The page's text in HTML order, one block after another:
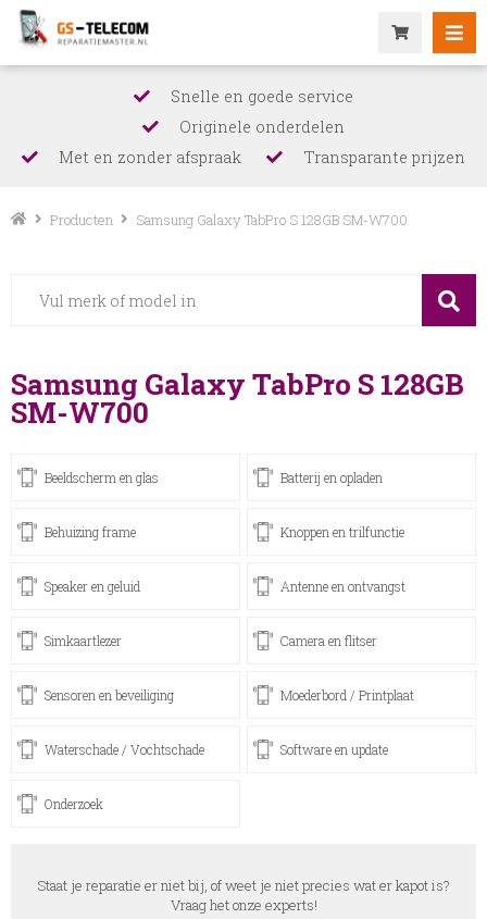
Snelle en goede service
Originele onderdelen
Met en zonder afspraak
Transparante prijzen
Producten Samsung Galaxy TabPro S 128GB SM-W700
Samsung Galaxy TabPro S 128GB
SM-W700
Beeldscherm en glas Batterij en opladen
Behuizing frame Knoppen en trilfunctie
Speaker en geluid Antenne en ontvangst
Simkaartlezer Camera en flitser
Sensoren en beveiliging Moederbord / Printplaat
Waterschade / Vochtschade Software en update
Onderzoek
Staat je reparatie er niet bij, of weet je niet precies wat er kapot is?
Vraag het onze experts!